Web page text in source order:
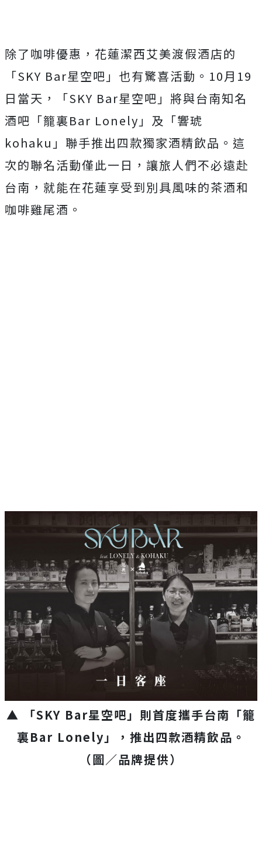
除了咖啡優惠，花蓮潔西艾美渡假酒店的
「SKY Bar星空吧」也有驚喜活動。10月19
日當天，「SKY Bar星空吧」將與台南知名
酒吧「籠裏Bar Lonely」及「響琥
kohaku」聯手推出四款獨家酒精飲品。這
次的聯名活動僅此一日，讓旅人們不必遠赴
台南，就能在花蓮享受到別具風味的茶酒和
咖啡雞尾酒。
▲ 「SKY Bar星空吧」則首度攜手台南「籠
裏Bar Lonely」，推出四款酒精飲品。
（圖／品牌提供）